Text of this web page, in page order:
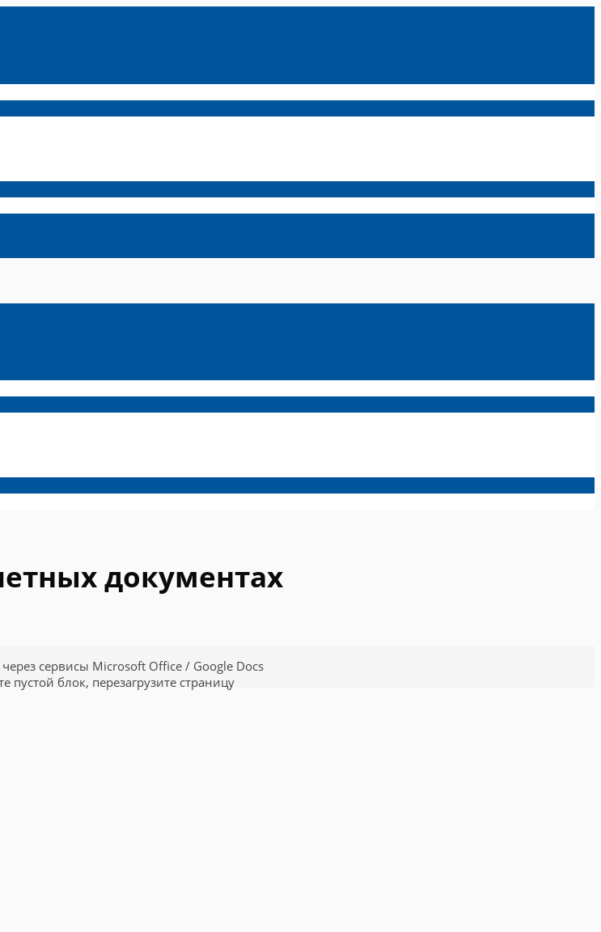
документах
сервисы Microsoft Office / Google Docs
пустой блок, перезагрузите страницу